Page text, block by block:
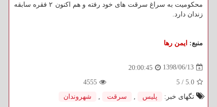
محكومیت به سراغ سرقت های خود رفته و هم اكنون ۲ فقره سابقه
زندان دارد.
منبع: ایمن رها
1398/06/13
20:00:45
5.0
/
5
4555
تگهای خبر:
پلیس سرقت شهروندان